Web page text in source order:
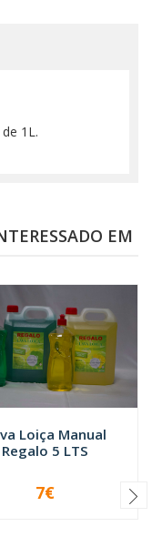
1L.
EM
Loiça Manual
Regalo 5 LTS
+
7€